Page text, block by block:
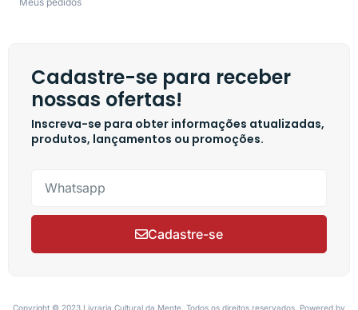
Cadastre-se para receber
nossas ofertas!
Inscreva-se para obter informações atualizadas,
produtos, lançamentos ou promoções.
Cadastre-se
Copyright © 2023 Livraria Cultural da Mente, Todos os direitos reservados. Powered by